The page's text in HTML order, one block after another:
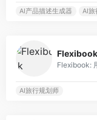
AI产品描述生成器 AI旅
Flexibook
Flexibook:
AI旅行规划师